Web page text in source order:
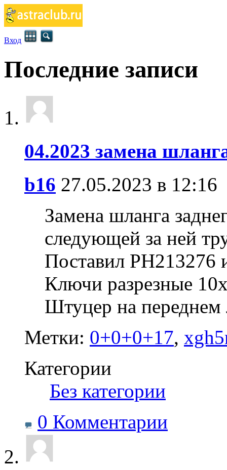
Вход
Последние записи
04.2023 замена
b16 27.05.2023 в 12:16
Замена шланга
следующей за ней
Поставил
Ключи разрезные
Штуцер на переднем
Метки: 0+0+0+17,
Категории
Без категории
0 Комментарии